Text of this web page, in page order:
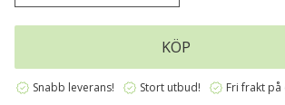
KÖP
verified Snabb leverans! verified Stort utbud! verified Fri frakt